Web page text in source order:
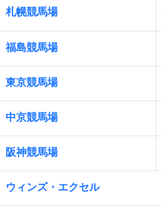
札幌競馬場
福島競馬場
東京競馬場
中京競馬場
阪神競馬場
ウィンズ・エクセル